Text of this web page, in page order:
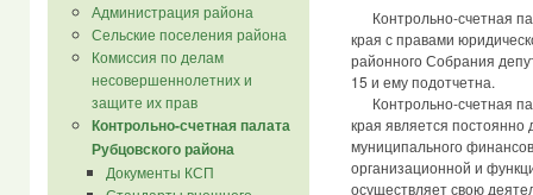
Администрация района
Сельские поселения района
Комиссия по делам
несовершеннолетних и
защите их прав
Контрольно-счетная палата
Рубцовского района
Документы КСП
Контрольно-счетная
края с правами
районного Собрания
15 и ему подотчетна.
Контрольно-счетная
края является
муниципального
организационной и
осуществляет свою